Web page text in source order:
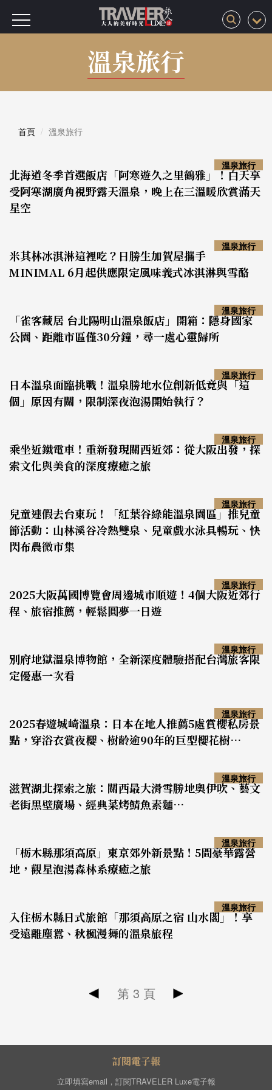
溫泉旅行
首頁 溫泉旅行
北海道冬季首選飯店「阿寒遊久之里鶴雅」！白天享
受阿寒湖廣角視野露天溫泉，晚上在三溫暖欣賞滿天
星空
溫泉旅行
米其林冰淇淋這裡吃？日勝生加賀屋攜手
MINIMAL 6月起供應限定風味義式冰淇淋與雪酪
溫泉旅行
「雀客藏居 台北陽明山溫泉飯店」開箱：隱身國家
公園、距離市區僅30分鐘，尋一處心靈歸所
溫泉旅行
日本溫泉面臨挑戰！溫泉勝地水位創新低竟與「這
個」原因有關，限制深夜泡湯開始執行？
溫泉旅行
乘坐近鐵電車！重新發現關西近郊：從大阪出發，探
索文化與美食的深度療癒之旅
溫泉旅行
兒童連假去台東玩！「紅葉谷綠能溫泉園區」推兒童
節活動：山林溪谷冷熱雙泉、兒童戲水泳具暢玩、快
閃布農微市集
溫泉旅行
2025大阪萬國博覽會周邊城市順遊！4個大阪近郊行
程、旅宿推薦，輕鬆圓夢一日遊
溫泉旅行
別府地獄溫泉博物館，全新深度體驗搭配台灣旅客限
定優惠一次看
溫泉旅行
2025春遊城崎溫泉：日本在地人推薦5處賞櫻私房景
點，穿浴衣賞夜櫻、樹齡逾90年的巨型櫻花樹…
溫泉旅行
滋賀湖北探索之旅：關西最大滑雪勝地奧伊吹、藝文
老街黑壁廣場、經典菜烤鯖魚素麵…
溫泉旅行
「栃木縣那須高原」東京郊外新景點！5間豪華露營
地，觀星泡湯森林系療癒之旅
溫泉旅行
入住栃木縣日式旅館「那須高原之宿 山水閣」！享
受遠離塵囂、秋楓漫舞的溫泉旅程
溫泉旅行
第 3 頁
訂閱電子報
立即填寫email，訂閱TRAVELER Luxe電子報